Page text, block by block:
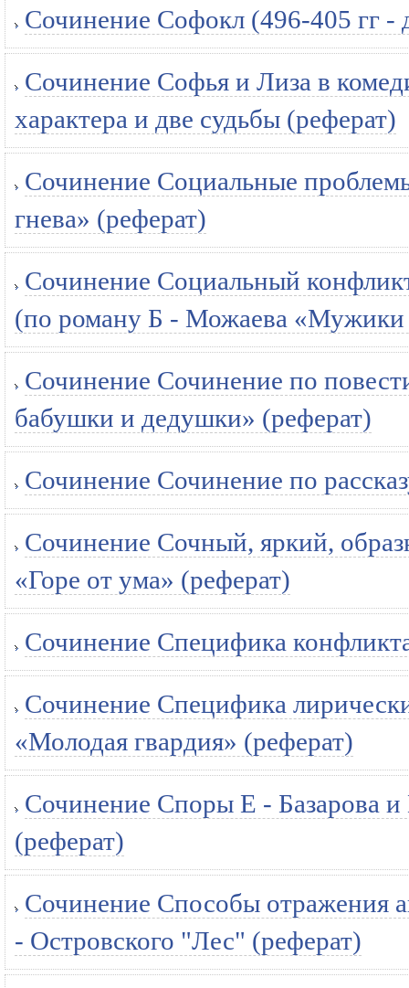
Сочинение Софокл (496-405 гг -
Сочинение Софья и Лиза в
характера и две судьбы (реферат)
Сочинение Социальные
гнева» (реферат)
Сочинение Социальный
(по роману Б - Можаева «Мужики
Сочинение Сочинение по
бабушки и дедушки» (реферат)
Сочинение Сочинение по
Сочинение Сочный, яркий,
«Горе от ума» (реферат)
Сочинение Специфика
Сочинение Специфика
«Молодая гвардия» (реферат)
Сочинение Споры Е - Базарова
(реферат)
Сочинение Способы отражения
- Островского "Лес" (реферат)